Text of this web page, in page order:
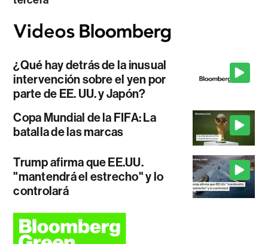
¿Qué hay detrás de la inusual
intervención sobre el yen por
parte de EE. UU. y Japón?
Copa Mundial de la FIFA: La
batalla de las marcas
Trump afirma que EE.UU.
"mantendrá el estrecho" y lo
controlará